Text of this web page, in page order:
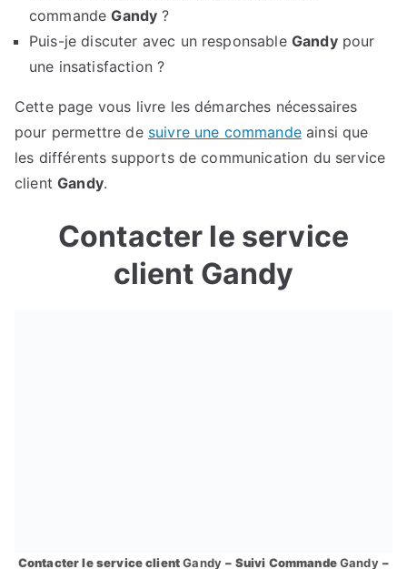
commandeGandy ?
Puis-je discuter avec un responsable Gandypour
une insatisfaction ?
Cette page vous livre les démarches nécessaires
pour permettre de suivre une commandeainsi que
les différents supports de communication du service
clientGandy.
Contacter le service
client Gandy
Contacter le service clientGandy – Suivi CommandeGandy –